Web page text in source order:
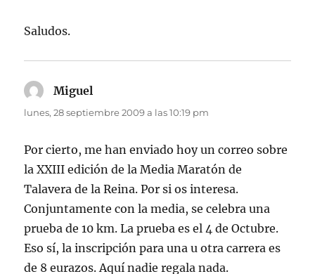
Saludos.
Miguel
lunes, 28 septiembre 2009 a las 10:19 pm
Por cierto, me han enviado hoy un correo sobre
la XXIII edición de la Media Maratón de
Talavera de la Reina. Por si os interesa.
Conjuntamente con la media, se celebra una
prueba de 10 km. La prueba es el 4 de Octubre.
Eso sí, la inscripción para una u otra carrera es
de 8 eurazos. Aquí nadie regala nada.